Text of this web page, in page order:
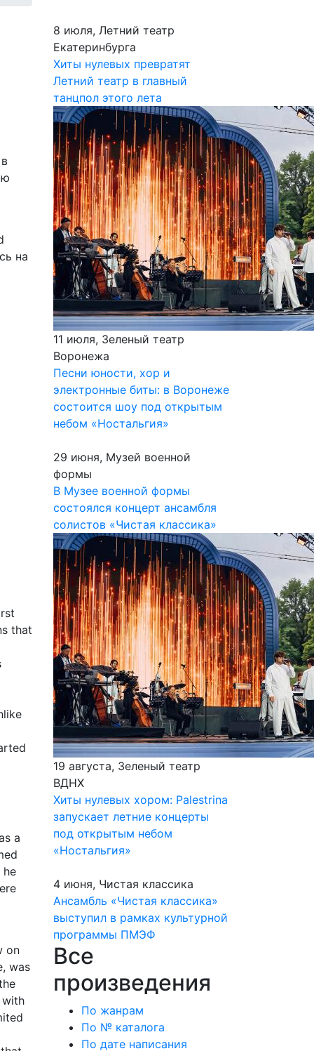
на
that
a
he
on
was
with
8 июля, Летний театр
Екатеринбурга
Хиты нулевых превратят
Летний театр в главный
танцпол этого лета
11 июля, Зеленый театр
Воронежа
Песни юности, хор и
электронные биты: в Воронеже
состоится шоу под открытым
небом «Ностальгия»
29 июня, Музей военной
формы
В Музее военной формы
состоялся концерт ансамбля
солистов «Чистая классика»
19 августа, Зеленый театр
ВДНХ
Хиты нулевых хором: Palestrina
запускает летние концерты
под открытым небом
«Ностальгия»
4 июня, Чистая классика
Ансамбль «Чистая классика»
выступил в рамках культурной
программы ПМЭФ
Все
произведения
По жанрам
По № каталога
По дате написания